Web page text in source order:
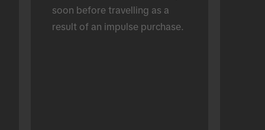
soon before travelling as a
result of an impulse purchase.